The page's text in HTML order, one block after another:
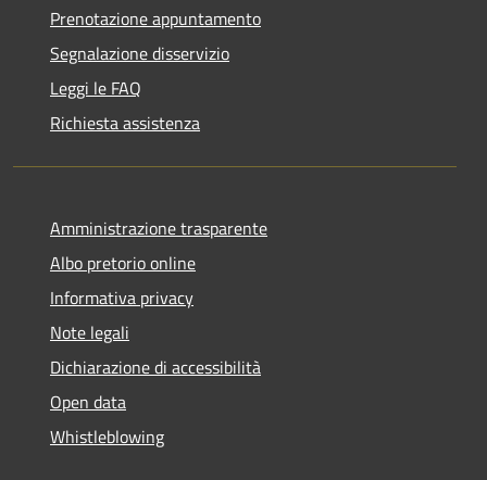
Prenotazione appuntamento
Segnalazione disservizio
Leggi le FAQ
Richiesta assistenza
Amministrazione trasparente
Albo pretorio online
Informativa privacy
Note legali
Dichiarazione di accessibilità
Open data
Whistleblowing